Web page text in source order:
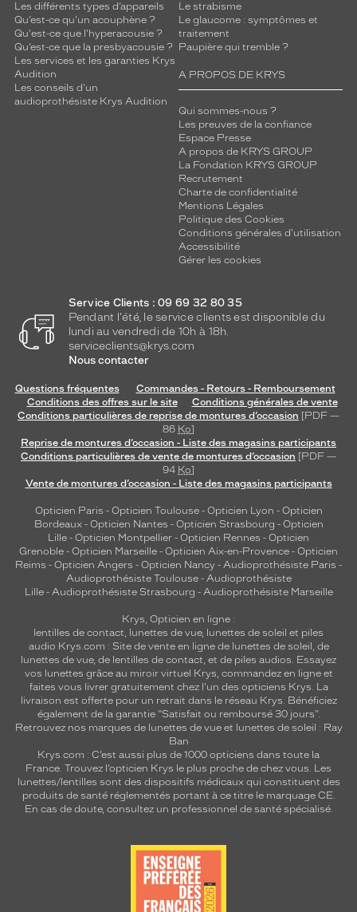
Les différents types d’appareils
Qu’est-ce qu'un acouphène ?
Qu'est-ce que l'hyperacousie ?
Qu’est-ce que la presbyacousie ?
Les services et les garanties Krys
Audition
Les conseils d'un
audioprothésiste Krys Audition
Le strabisme
Le glaucome : symptômes et
traitement
Paupière qui tremble ?
A PROPOS DE KRYS
Qui sommes-nous ?
Les preuves de la confiance
Espace Presse
A propos de KRYS GROUP
La Fondation KRYS GROUP
Recrutement
Charte de confidentialité
Mentions Légales
Politique des Cookies
Conditions générales d'utilisation
Accessibilité
Gérer les cookies
Service Clients : 09 69 32 80 35
Pendant l'été, le service clients est disponible du
lundi au vendredi de 10h à 18h.
serviceclients@krys.com
Nous contacter
Questions fréquentes
Commandes - Retours - Remboursement
Conditions des offres sur le site
Conditions générales de vente
Conditions particulières de reprise de montures d’occasion [PDF —
86 Ko]
Reprise de montures d’occasion - Liste des magasins participants
Conditions particulières de vente de montures d’occasion [PDF —
94 Ko]
Vente de montures d’occasion - Liste des magasins participants
Opticien Paris - Opticien Toulouse- Opticien Lyon - Opticien
Bordeaux- Opticien Nantes - Opticien Strasbourg - Opticien
Lille - Opticien Montpellier - Opticien Rennes - Opticien
Grenoble - Opticien Marseille - Opticien Aix-en-Provence - Opticien
Reims - Opticien Angers - Opticien Nancy - Audioprothésiste Paris -
Audioprothésiste Toulouse- Audioprothésiste
Lille- Audioprothésiste Strasbourg - Audioprothésiste Marseille
Krys, Opticien en ligne :
lentilles de contact, lunettes de vue, lunettes de soleil et piles
audio Krys.com : Site de vente en ligne de lunettes de soleil, de
lunettes de vue, de lentilles de contact, et de piles audios. Essayez
vos lunettes grâce au miroir virtuel Krys, commandez en ligne et
faites vous livrer gratuitement chez l'un des opticiens Krys. La
livraison est offerte pour un retrait dans le réseau Krys. Bénéficiez
également de la garantie "Satisfait ou remboursé 30 jours".
Retrouvez nos marques de lunettes de vue et lunettes de soleil : Ray
Ban
Krys.com : C’est aussi plus de 1000 opticiens dans toute la
France. Trouvez l’opticien Krys le plus proche de chez vous. Les
lunettes/lentilles sont des dispositifs médicaux qui constituent des
produits de santé réglementés portant à ce titre le marquage CE.
En cas de doute, consultez un professionnel de santé spécialisé.